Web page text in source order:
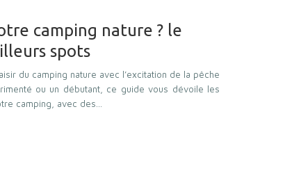
camping nature ? le
spots
du camping nature avec l’excitation de la pêche
ou un débutant, ce guide vous dévoile les
camping, avec des…